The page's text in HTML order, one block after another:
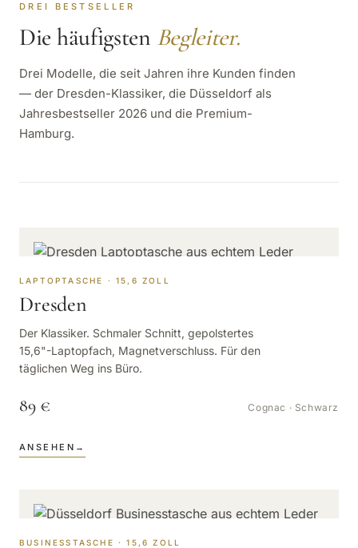
DREI BESTSELLER
Die häufigsten Begleiter.
Drei Modelle, die seit Jahren ihre Kunden finden
— der Dresden-Klassiker, die Düsseldorf als
Jahresbestseller 2026 und die Premium-
Hamburg.
LAPTOPTASCHE · 15,6 ZOLL
Dresden
Der Klassiker. Schmaler Schnitt, gepolstertes
15,6"-Laptopfach, Magnetverschluss. Für den
täglichen Weg ins Büro.
89 € Cognac · Schwarz
ANSEHEN →
BUSINESSTASCHE · 15,6 ZOLL